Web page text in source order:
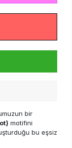
bir
motifini
bu eşsiz